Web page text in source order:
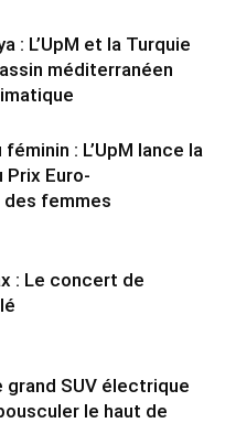
: L’UpM et la Turquie
méditerranéen
: L’UpM lance la
Prix Euro-
femmes
: Le concert de
grand SUV électrique
le haut de